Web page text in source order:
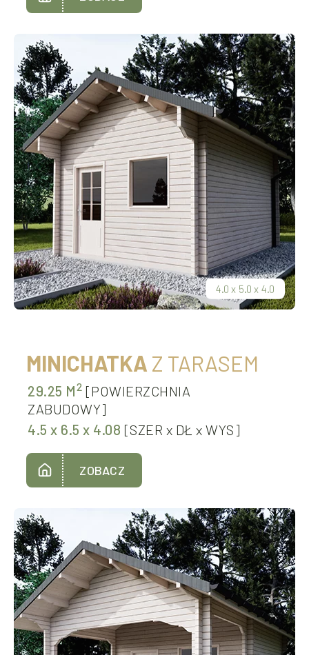
4.0 x 5.0 x 4.0
MINICHATKA Z TARASEM
29.25 M2 [POWIERZCHNIA
ZABUDOWY]
4.5 x 6.5 x 4.08 [SZER x DŁ x WYS]
ZOBACZ